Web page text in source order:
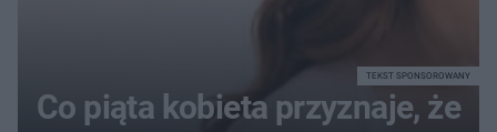
Co piąta kobieta przyznaje, że
TEKST SPONSOROWANY